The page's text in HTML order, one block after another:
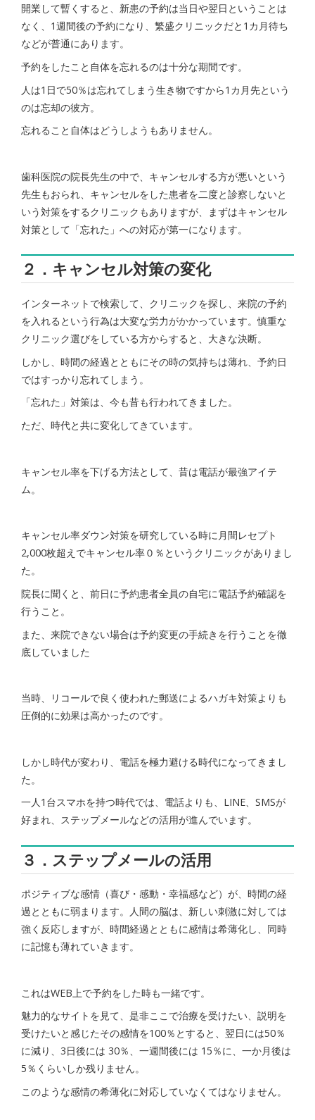
開業して暫くすると、新患の予約は当日や翌日ということは
なく、1週間後の予約になり、繁盛クリニックだと1カ月待ち
などが普通にあります。
予約をしたこと自体を忘れるのは十分な期間です。
人は1日で50％は忘れてしまう生き物ですから1カ月先という
のは忘却の彼方。
忘れること自体はどうしようもありません。
歯科医院の院長先生の中で、キャンセルする方が悪いという
先生もおられ、キャンセルをした患者を二度と診察しないと
いう対策をするクリニックもありますが、まずはキャンセル
対策として「忘れた」への対応が第一になります。
２．キャンセル対策の変化
インターネットで検索して、クリニックを探し、来院の予約
を入れるという行為は大変な労力がかかっています。慎重な
クリニック選びをしている方からすると、大きな決断。
しかし、時間の経過とともにその時の気持ちは薄れ、予約日
ではすっかり忘れてしまう。
「忘れた」対策は、今も昔も行われてきました。
ただ、時代と共に変化してきています。
キャンセル率を下げる方法として、昔は電話が最強アイテ
ム。
キャンセル率ダウン対策を研究している時に月間レセプト
2,000枚超えでキャンセル率０％というクリニックがありまし
た。
院長に聞くと、前日に予約患者全員の自宅に電話予約確認を
行うこと。
また、来院できない場合は予約変更の手続きを行うことを徹
底していました
当時、リコールで良く使われた郵送によるハガキ対策よりも
圧倒的に効果は高かったのです。
しかし時代が変わり、電話を極力避ける時代になってきまし
た。
一人1台スマホを持つ時代では、電話よりも、LINE、SMSが
好まれ、ステップメールなどの活用が進んでいます。
３．ステップメールの活用
ポジティブな感情（喜び・感動・幸福感など）が、時間の経
過とともに弱まります。人間の脳は、新しい刺激に対しては
強く反応しますが、時間経過とともに感情は希薄化し、同時
に記憶も薄れていきます。
これはWEB上で予約をした時も一緒です。
魅力的なサイトを見て、是非ここで治療を受けたい、説明を
受けたいと感じたその感情を100％とすると、翌日には50％
に減り、3日後には 30％、一週間後には 15％に、一か月後は
5％くらいしか残りません。
このような感情の希薄化に対応していなくてはなりません。